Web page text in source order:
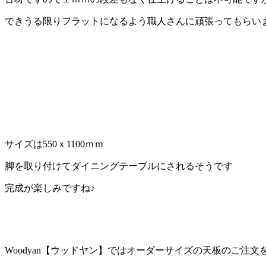
できうる限りフラットになるよう職人さんに頑張ってもらい
サイズは550ｘ1100ｍｍ
脚を取り付けてダイニングテーブルにされるそうです
完成が楽しみですね♪
Woodyan【ウッドヤン】ではオーダーサイズの天板のご注文